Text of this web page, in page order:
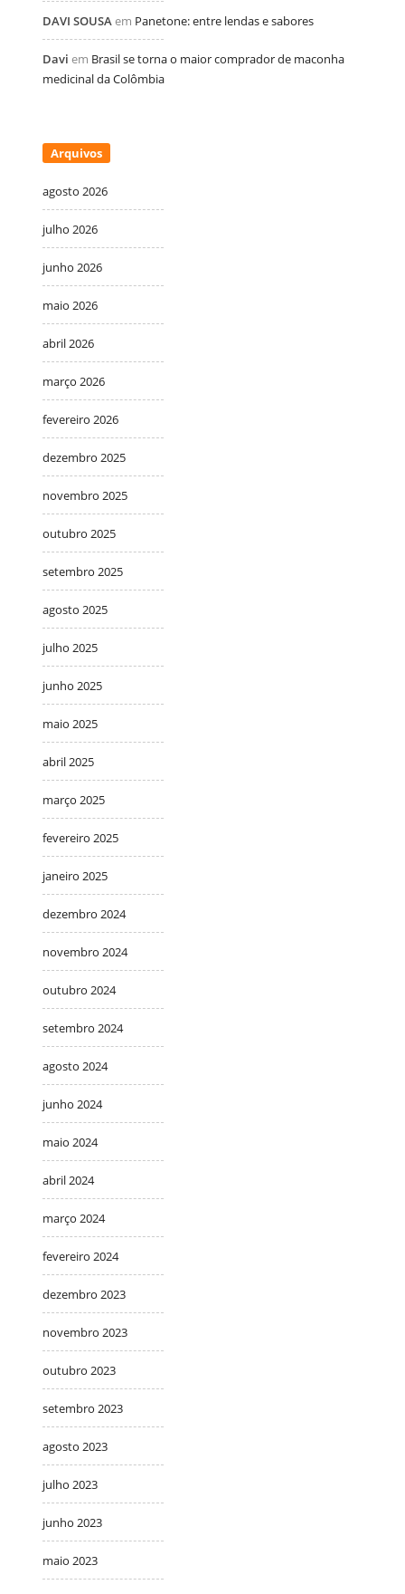
DAVI SOUSA em Panetone: entre lendas e sabores
Davi em Brasil se torna o maior comprador de maconha
medicinal da Colômbia
Arquivos
agosto 2026
julho 2026
junho 2026
maio 2026
abril 2026
março 2026
fevereiro 2026
dezembro 2025
novembro 2025
outubro 2025
setembro 2025
agosto 2025
julho 2025
junho 2025
maio 2025
abril 2025
março 2025
fevereiro 2025
janeiro 2025
dezembro 2024
novembro 2024
outubro 2024
setembro 2024
agosto 2024
junho 2024
maio 2024
abril 2024
março 2024
fevereiro 2024
dezembro 2023
novembro 2023
outubro 2023
setembro 2023
agosto 2023
julho 2023
junho 2023
maio 2023